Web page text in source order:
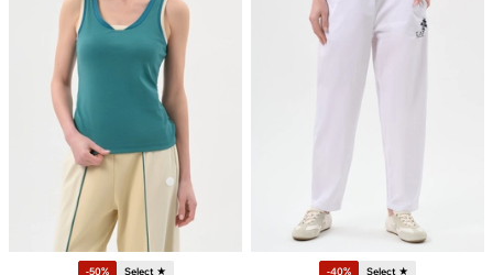
-50% Select ★ -40% Select ★